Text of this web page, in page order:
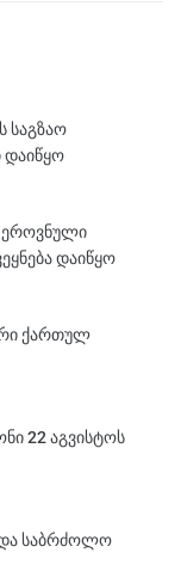
საგზაო
დაიწყო
ეროვნული
დაიწყო
ქართულ
22 აგვისტოს
და საბრძოლო